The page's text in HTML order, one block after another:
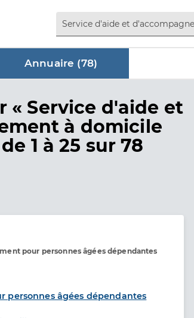
Annuaire (78)
Annuaire
« Service d'aide et
à domicile
de 1 à 25 sur 78
pour personnes âgées dépendantes
soins
personnes âgées dépendantes